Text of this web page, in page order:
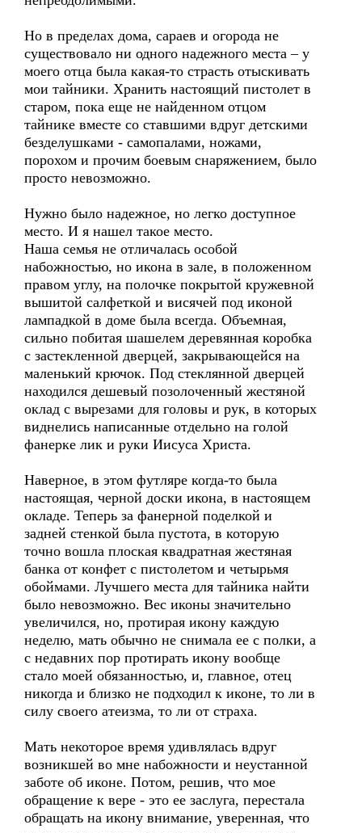
Но в пределах дома, сараев и огорода не
существовало ни одного надежного места – у
моего отца была какая-то страсть отыскивать
мои тайники. Хранить настоящий пистолет в
старом, пока еще не найденном отцом
тайнике вместе со ставшими вдруг детскими
безделушками - самопалами, ножами,
порохом и прочим боевым снаряжением, было
просто невозможно.
Нужно было надежное, но легко доступное
место. И я нашел такое место.
Наша семья не отличалась особой
набожностью, но икона в зале, в положенном
правом углу, на полочке покрытой кружевной
вышитой салфеткой и висячей под иконой
лампадкой в доме была всегда. Объемная,
сильно побитая шашелем деревянная коробка
с застекленной дверцей, закрывающейся на
маленький крючок. Под стеклянной дверцей
находился дешевый позолоченный жестяной
оклад с вырезами для головы и рук, в которых
виднелись написанные отдельно на голой
фанерке лик и руки Иисуса Христа.
Наверное, в этом футляре когда-то была
настоящая, черной доски икона, в настоящем
окладе. Теперь за фанерной поделкой и
задней стенкой была пустота, в которую
точно вошла плоская квадратная жестяная
банка от конфет с пистолетом и четырьмя
обоймами. Лучшего места для тайника найти
было невозможно. Вес иконы значительно
увеличился, но, протирая икону каждую
неделю, мать обычно не снимала ее с полки, а
с недавних пор протирать икону вообще
стало моей обязанностью, и, главное, отец
никогда и близко не подходил к иконе, то ли в
силу своего атеизма, то ли от страха.
Мать некоторое время удивлялась вдруг
возникшей во мне набожности и неустанной
заботе об иконе. Потом, решив, что мое
обращение к вере - это ее заслуга, перестала
обращать на икону внимание, уверенная, что